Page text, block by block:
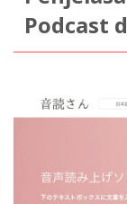
Podcast